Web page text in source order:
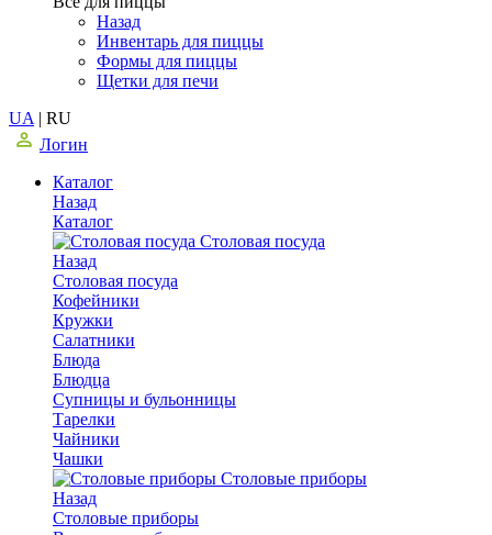
Назад
Инвентарь для пиццы
Формы для пиццы
Щетки для печи
UA | RU
Логин
Каталог
Назад
Каталог
Столовая посуда
Назад
Столовая посуда
Кофейники
Кружки
Салатники
Блюда
Блюдца
Супницы и бульонницы
Тарелки
Чайники
Чашки
Cтоловые приборы
Назад
Cтоловые приборы